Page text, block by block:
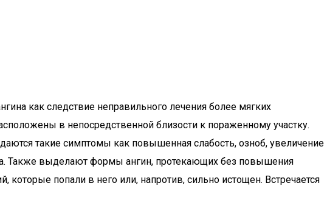
как следствие неправильного лечения более мягких
в непосредственной близости к пораженному участку.
такие симптомы как повышенная слабость, озноб, увеличение
Также выделают формы ангин, протекающих без повышения
которые попали в него или, напротив, сильно истощен. Встречается